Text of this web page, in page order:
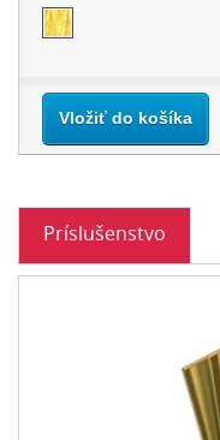
Vložiť do košíka
Príslušenstvo